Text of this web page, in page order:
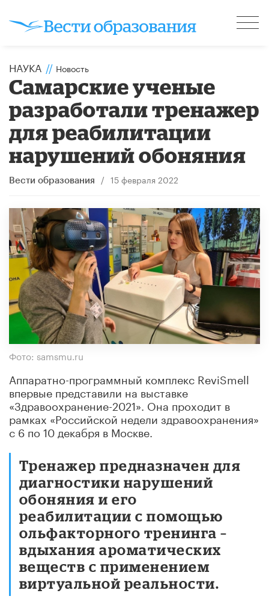
НАУКА // Новость
Самарские ученые
разработали тренажер
для реабилитации
нарушений обоняния
Вести образования / 15 февраля 2022
Фото: samsmu.ru
Аппаратно-программный комплекс ReviSmell
впервые представили на выставке
«Здравоохранение-2021» . Она проходит в
рамках «Российской недели здравоохранения»
с 6 по 10 декабря в Москве.
Тренажер предназначен для
диагностики нарушений
обоняния и его
реабилитации c помощью
ольфакторного тренинга –
вдыхания ароматических
веществ с применением
виртуальной реальности.